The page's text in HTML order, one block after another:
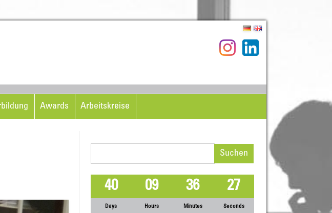
Awards Arbeitskreise
40
Days
09
Hours
36
Minutes
27
Seconds